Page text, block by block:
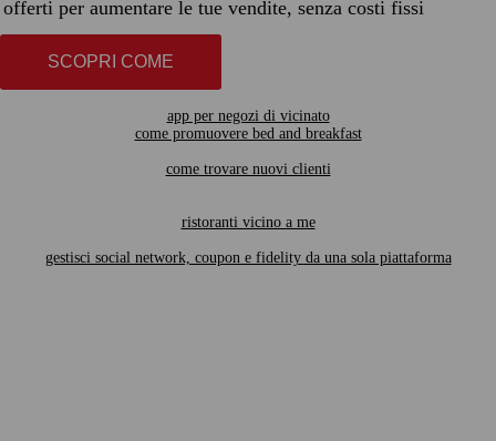
offerti per aumentare le tue vendite, senza costi fissi
SCOPRI COME
app per negozi di vicinato
come promuovere bed and breakfast
come trovare nuovi clienti
ristoranti vicino a me
gestisci social network, coupon e fidelity da una sola piattaforma